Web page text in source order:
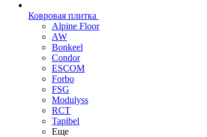
Ковровая плитка
Alpine Floor
AW
Bonkeel
Condor
ESCOM
Forbo
FSG
Modulyss
RCT
Tapibel
Еще